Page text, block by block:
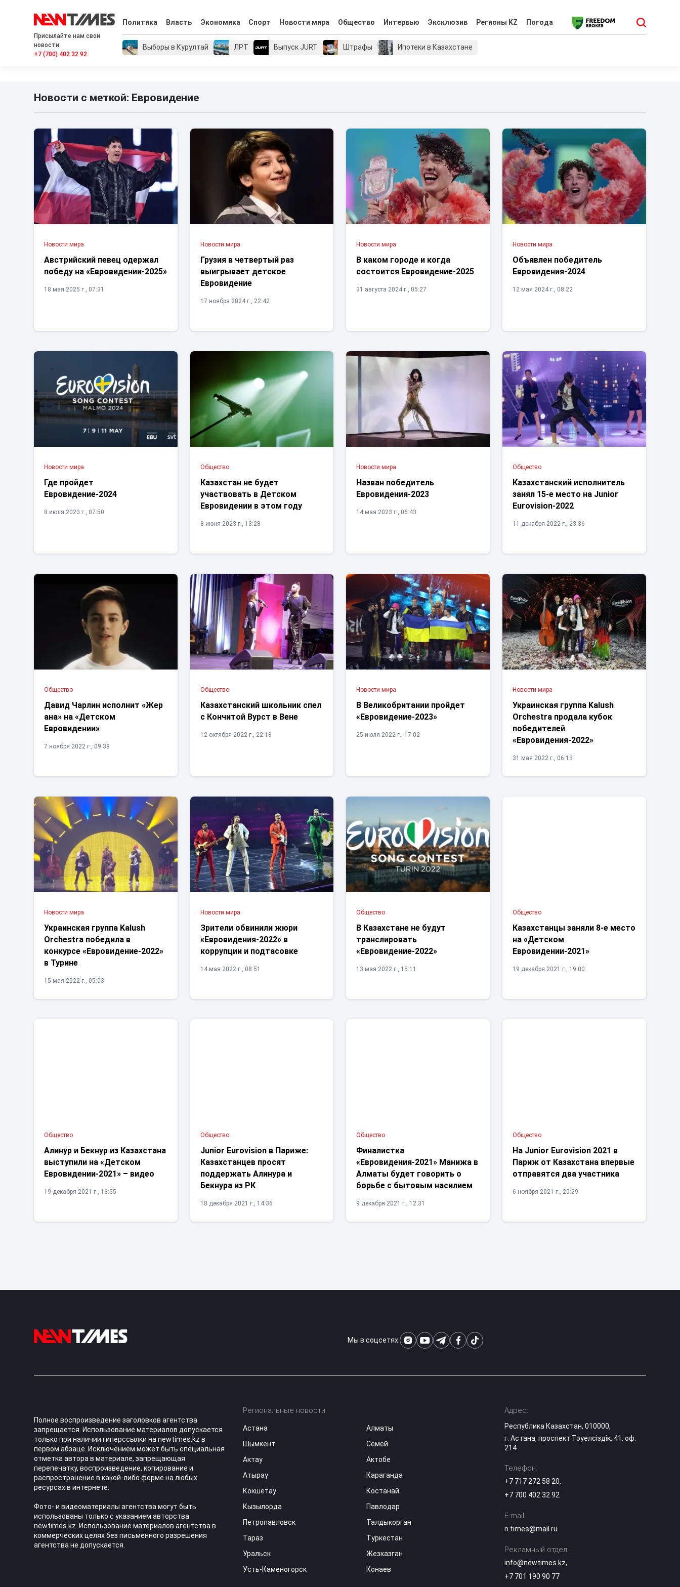
Присылайте нам свои
новости
+7 (700) 402 32 92
Политика Власть Экономика Спорт Новости мира Общество Интервью Эксклюзив Регионы KZ Погода
Выборы в Курултай ЛРТ Выпуск JURT Штрафы Ипотеки в Казахстане
Новости с меткой: Евровидение
Новости мира
Австрийский певец одержал
победу на «Евровидении-2025»
18 мая 2025 г., 07:31
Новости мира
Грузия в четвертый раз
выигрывает детское
Евровидение
17 ноября 2024 г., 22:42
Новости мира
В каком городе и когда
состоится Евровидение-2025
31 августа 2024 г., 05:27
Новости мира
Объявлен победитель
Евровидения-2024
12 мая 2024 г., 08:22
Новости мира
Где пройдет
Евровидение-2024
8 июля 2023 г., 07:50
Общество
Казахстан не будет
участвовать в Детском
Евровидении в этом году
8 июня 2023 г., 13:28
Новости мира
Назван победитель
Евровидения-2023
14 мая 2023 г., 06:43
Общество
Казахстанский исполнитель
занял 15-е место на Junior
Eurovision-2022
11 декабря 2022 г., 23:36
Общество
Давид Чарлин исполнит «Жер
ана» на «Детском
Евровидении»
7 ноября 2022 г., 09:38
Общество
Казахстанский школьник спел
с Кончитой Вурст в Вене
12 октября 2022 г., 22:18
Новости мира
В Великобритании пройдет
«Евровидение-2023»
25 июля 2022 г., 17:02
Новости мира
Украинская группа Kalush
Orchestra продала кубок
победителей
«Евровидения-2022»
31 мая 2022 г., 06:13
Новости мира
Украинская группа Kalush
Orchestra победила в
конкурсе «Евровидение-2022»
в Турине
15 мая 2022 г., 05:03
Новости мира
Зрители обвинили жюри
«Евровидения-2022» в
коррупции и подтасовке
14 мая 2022 г., 08:51
Общество
В Казахстане не будут
транслировать
«Евровидение-2022»
13 мая 2022 г., 15:11
Общество
Казахстанцы заняли 8-е место
на «Детском
Евровидении-2021»
19 декабря 2021 г., 19:00
Общество
Алинур и Бекнур из Казахстана
выступили на «Детском
Евровидении-2021» – видео
19 декабря 2021 г., 16:55
Общество
Junior Eurovision в Париже:
Казахстанцев просят
поддержать Алинура и
Бекнура из РК
18 декабря 2021 г., 14:36
Общество
Финалистка
«Евровидения-2021» Манижа в
Алматы будет говорить о
борьбе с бытовым насилием
9 декабря 2021 г., 12:31
Общество
На Junior Eurovision 2021 в
Париж от Казахстана впервые
отправятся два участника
6 ноября 2021 г., 20:29
Мы в соцсетях:
Полное воспроизведение заголовков агентства
запрещается. Использование материалов допускается
только при наличии гиперссылки на newtimes.kz в
первом абзаце. Исключением может быть специальная
отметка автора в материале, запрещающая
перепечатку, воспроизведение, копирование и
распространение в какой-либо форме на любых
ресурсах в интернете.
Фото- и видеоматериалы агентства могут быть
использованы только с указанием авторства
newtimes.kz. Использование материалов агентства в
коммерческих целях без письменного разрешения
агентства не допускается.
Региональные новости
Астана
Алматы
Шымкент
Семей
Актау
Актобе
Атырау
Караганда
Кокшетау
Костанай
Кызылорда
Павлодар
Петропавловск
Талдыкорган
Тараз
Туркестан
Уральск
Жезказган
Усть-Каменогорск
Конаев
Адрес:
Республика Казахстан, 010000,
г. Астана, проспект Тәуелсіздік, 41, оф.
214
Телефон:
+7 717 272 58 20,
+7 700 402 32 92
E-mail:
n.times@mail.ru
Рекламный отдел:
info@newtimes.kz,
+7 701 190 90 77